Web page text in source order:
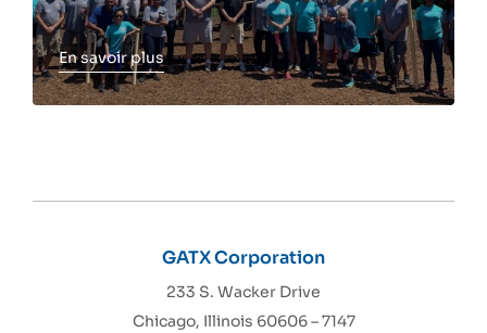
En savoir plus
GATX Corporation
233 S. Wacker Drive
Chicago, Illinois 60606 – 7147